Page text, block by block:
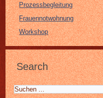
Prozessbegleitung
Frauennotwohnung
Workshop
Search